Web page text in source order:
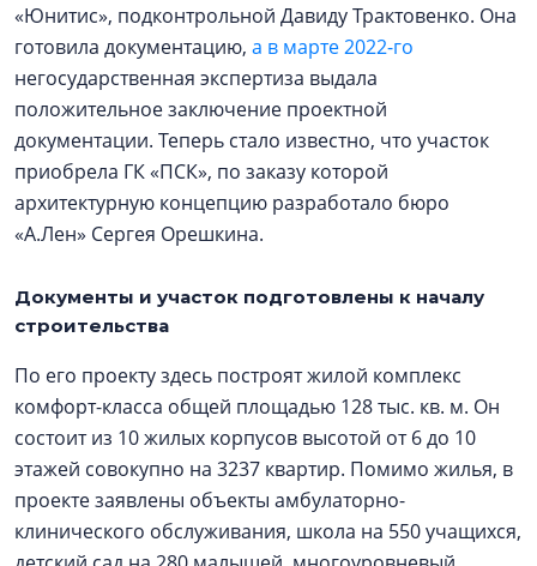
«Юнитис», подконтрольной Давиду Трактовенко. Она
готовила документацию, а в марте 2022-го
негосударственная экспертиза выдала
положительное заключение проектной
документации. Теперь стало известно, что участок
приобрела ГК «ПСК», по заказу которой
архитектурную концепцию разработало бюро
«А.Лен» Сергея Орешкина.
Документы и участок подготовлены к началу
строительства
По его проекту здесь построят жилой комплекс
комфорт-класса общей площадью 128 тыс. кв. м. Он
состоит из 10 жилых корпусов высотой от 6 до 10
этажей совокупно на 3237 квартир. Помимо жилья, в
проекте заявлены объекты амбулаторно-
клинического обслуживания, школа на 550 учащихся,